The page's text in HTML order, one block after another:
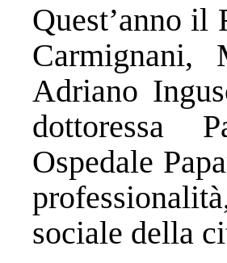
Quest’anno il
Carmignani,
Adriano
dottoressa
Ospedale
sociale della